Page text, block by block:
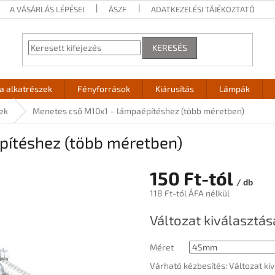
A VÁSÁRLÁS LÉPÉSEI ÁSZF ADATKEZELÉSI TÁJÉKOZTATÓ
KERESÉS
alkatrészek Fényforrások Kiárusítás Lámpák
Menetes cső M10x1 – lámpaépítéshez (több méretben)
(több méretben)
150 Ft-tól / db
118 Ft-tól ÁFA nélkül
Változat
Méret
Várható kézbesítés:Változat